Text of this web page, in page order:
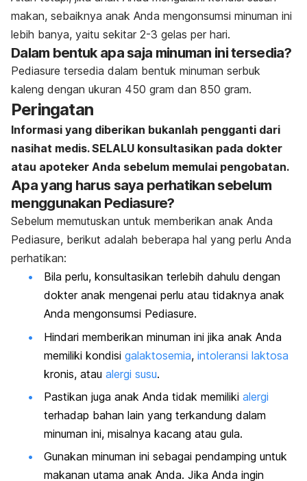
makan, sebaiknya anak Anda mengonsumsi minuman ini
lebih banya, yaitu sekitar 2-3 gelas per hari.
Dalam bentuk apa saja minuman ini tersedia?
Pediasure tersedia dalam bentuk minuman serbuk
kaleng dengan ukuran 450 gram dan 850 gram.
Peringatan
Informasi yang diberikan bukanlah pengganti dari
nasihat medis. SELALU konsultasikan pada dokter
atau apoteker Anda sebelum memulai pengobatan.
Apa yang harus saya perhatikan sebelum
menggunakan Pediasure?
Sebelum memutuskan untuk memberikan anak Anda
Pediasure, berikut adalah beberapa hal yang perlu Anda
perhatikan:
Bila perlu, konsultasikan terlebih dahulu dengan
dokter anak mengenai perlu atau tidaknya anak
Anda mengonsumsi Pediasure.
Hindari memberikan minuman ini jika anak Anda
memiliki kondisi galaktosemia, intoleransi laktosa
kronis, atau alergi susu.
Pastikan juga anak Anda tidak memiliki alergi
terhadap bahan lain yang terkandung dalam
minuman ini, misalnya kacang atau gula.
Gunakan minuman ini sebagai pendamping untuk
makanan utama anak Anda. Jika Anda ingin